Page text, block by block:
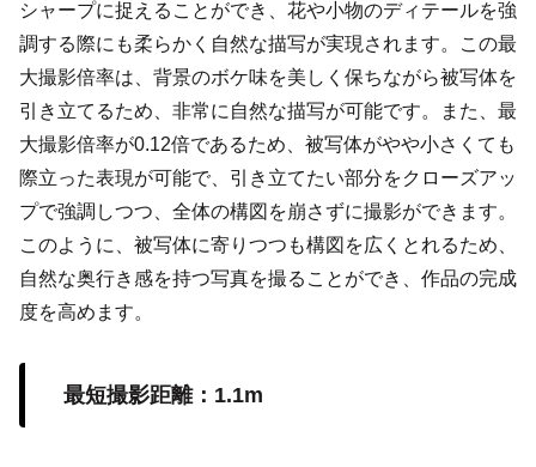
シャープに捉えることができ、花や小物のディテールを強
調する際にも柔らかく自然な描写が実現されます。この最
大撮影倍率は、背景のボケ味を美しく保ちながら被写体を
引き立てるため、非常に自然な描写が可能です。また、最
大撮影倍率が0.12倍であるため、被写体がやや小さくても
際立った表現が可能で、引き立てたい部分をクローズアッ
プで強調しつつ、全体の構図を崩さずに撮影ができます。
このように、被写体に寄りつつも構図を広くとれるため、
自然な奥行き感を持つ写真を撮ることができ、作品の完成
度を高めます。
最短撮影距離：1.1m